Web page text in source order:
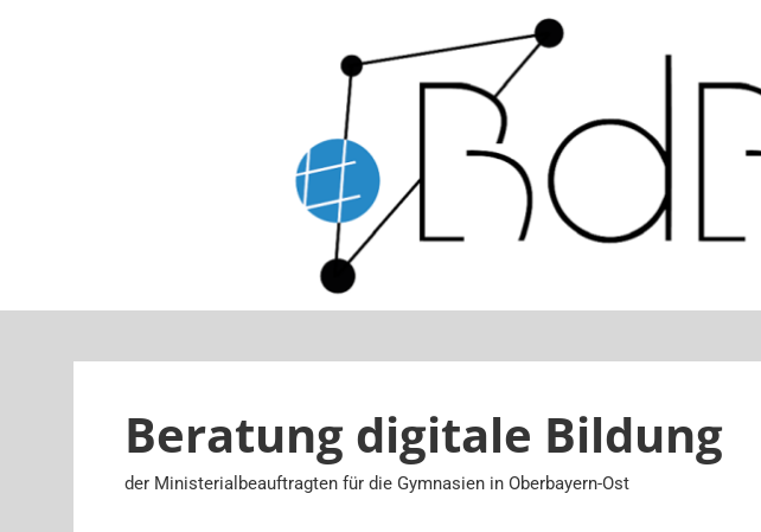
Beratung digitale Bildung
der Ministerialbeauftragten für die Gymnasien in Oberbayern-Ost